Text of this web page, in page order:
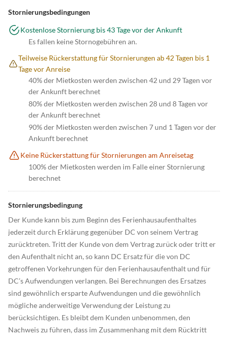
Stornierungsbedingungen
Kostenlose Stornierung bis 43 Tage vor der Ankunft
Es fallen keine Stornogebühren an.
Teilweise Rückerstattung für Stornierungen ab 42 Tagen bis 1
Tage vor Anreise
40% der Mietkosten werden zwischen 42 und 29 Tagen vor
der Ankunft berechnet
80% der Mietkosten werden zwischen 28 und 8 Tagen vor
der Ankunft berechnet
90% der Mietkosten werden zwischen 7 und 1 Tagen vor der
Ankunft berechnet
Keine Rückerstattung für Stornierungen am Anreisetag
100% der Mietkosten werden im Falle einer Stornierung
berechnet
Stornierungsbedingung
Der Kunde kann bis zum Beginn des Ferienhausaufenthaltes
jederzeit durch Erklärung gegenüber DC von seinem Vertrag
zurücktreten. Tritt der Kunde von dem Vertrag zurück oder tritt er
den Aufenthalt nicht an, so kann DC Ersatz für die von DC
getroffenen Vorkehrungen für den Ferienhausaufenthalt und für
DC’s Aufwendungen verlangen. Bei Berechnungen des Ersatzes
sind gewöhnlich ersparte Aufwendungen und die gewöhnlich
mögliche anderweitige Verwendung der Leistung zu
berücksichtigen. Es bleibt dem Kunden unbenommen, den
Nachweis zu führen, dass im Zusammenhang mit dem Rücktritt